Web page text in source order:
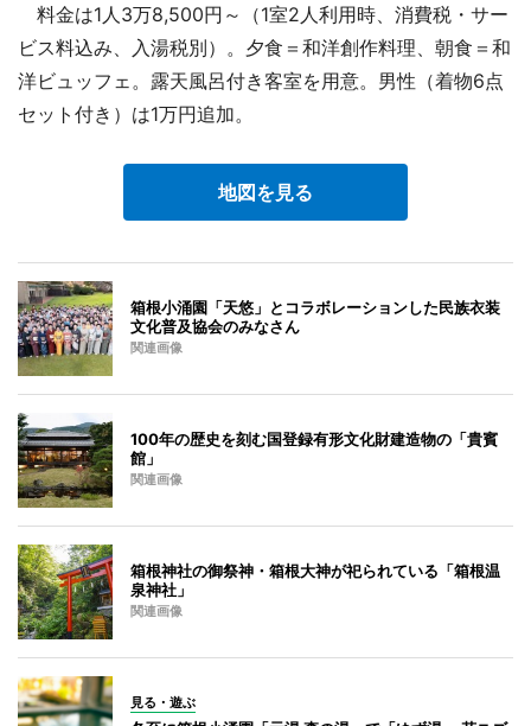
料金は1人3万8,500円～（1室2人利用時、消費税・サー
ビス料込み、入湯税別）。夕食＝和洋創作料理、朝食＝和
洋ビュッフェ。露天風呂付き客室を用意。男性（着物6点
セット付き）は1万円追加。
地図を見る
箱根小涌園「天悠」とコラボレーションした民族衣装
文化普及協会のみなさん
関連画像
100年の歴史を刻む国登録有形文化財建造物の「貴賓
館」
関連画像
箱根神社の御祭神・箱根大神が祀られている「箱根温
泉神社」
関連画像
見る・遊ぶ